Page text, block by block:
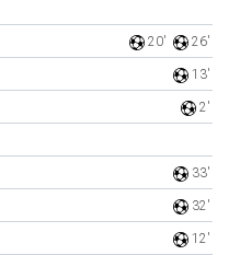
20' 26'
13'
2'
33'
32'
12'